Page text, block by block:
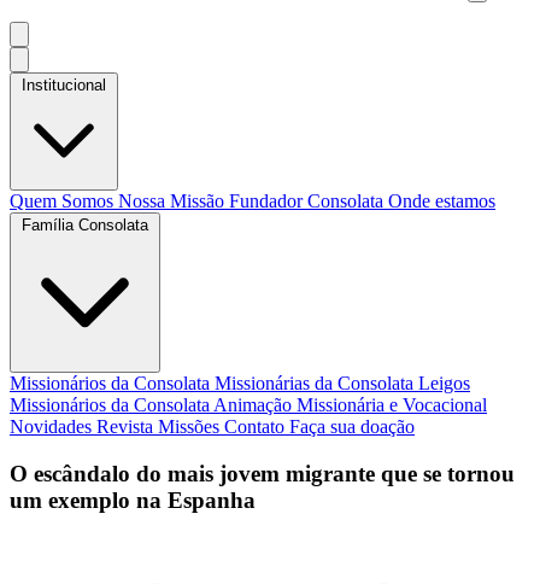
Institucional
Quem Somos Nossa Missão FundadorConsolata Onde estamos
Família Consolata
Missionários da Consolata Missionárias da Consolata Leigos
Missionários da Consolata Animação Missionária e Vocacional
Novidades Revista Missões Contato Faça sua doação
O escândalo do mais jovem migrante que se tornou
um exemplo na Espanha